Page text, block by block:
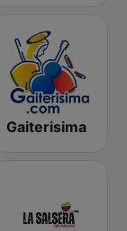
Gaiterisima